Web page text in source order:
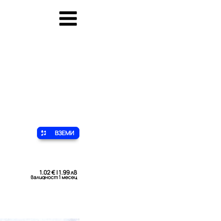
ВЗЕМИ
1.02 € | 1.99 лв
валидност 1 месец